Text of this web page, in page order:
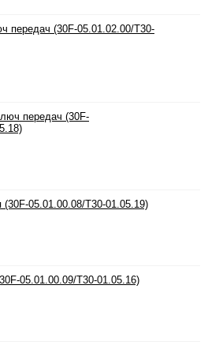
передач (30F-05.01.02.00/T30-
передач (30F-
(30F-05.01.00.08/T30-01.05.19)
05.01.00.09/T30-01.05.16)